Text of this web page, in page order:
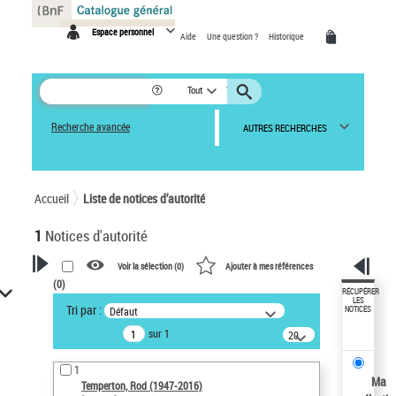
Espace personnel Aide Une question ? Historique
Tout
Recherche avancée AUTRES RECHERCHES
Accueil Liste de notices d’autorité
1 Notices d'autorité
VOTRE RECHERCHE
Recherche avancée dans les
notices d’autorité
Œuvres liées à l'auteur :
Temperton, Rod (1947-2016)
Voir la sélection (0) Ajouter à mes références
(0)
Tri par : Défaut
sur 1
20
résultats/page
1
Temperton, Rod (1947-2016)
RÉCUPÉRER
LES
NOTICES
Ma
Panneau de gestion des cookies